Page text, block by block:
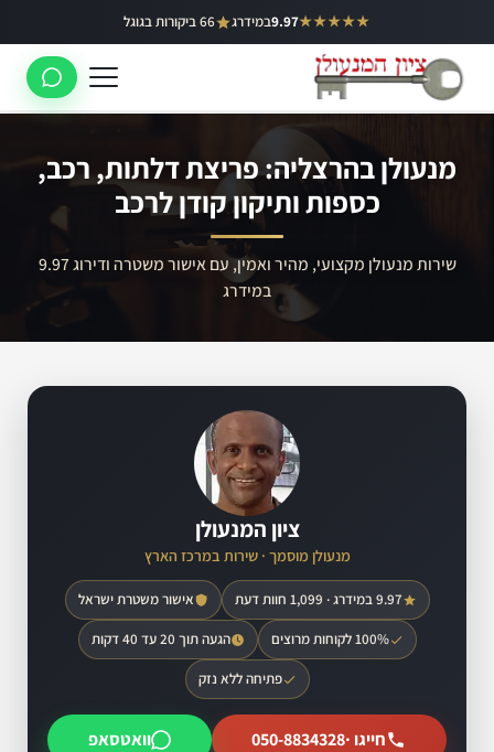
לתוכן
★★★★★
9.97במידרג 66 ביקורות בגוגל באר יעקב
ראשון לציון
לוד
נס ציונה
מנעולן בהרצליה: פריצת דלתות, רכב,
כספות ותיקון קודן לרכב
שירות מנעולן מקצועי, מהיר ואמין, עם אישור משטרה ודירוג 9.97
במידרג
ציון המנעולן
מנעולן מוסמך · שירות במרכז הארץ
9.97 במידרג · 1,099 חוות דעת אישור משטרת ישראל
100% לקוחות מרוצים הגעה תוך 20 עד 40 דקות
פתיחה ללא נזק
חייגו ·050-8834328 וואטסאפ